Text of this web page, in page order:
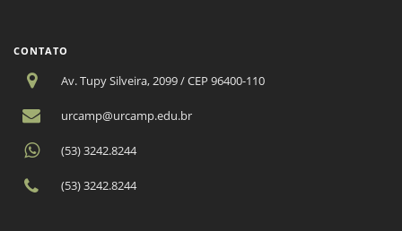
CONTATO
Av. Tupy Silveira, 2099 / CEP 96400-110
urcamp@urcamp.edu.br
(53) 3242.8244
(53) 3242.8244